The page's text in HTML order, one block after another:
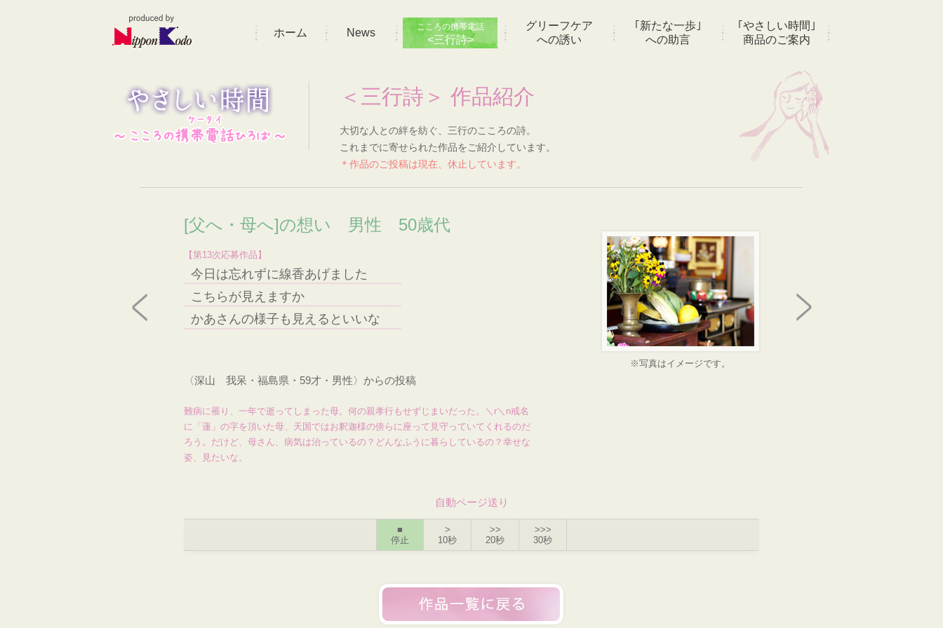
ホーム News こころの携帯電話
<三行詩>
グリーフケア
への誘い
｢新たな一歩｣
への助言
｢やさしい時間｣
商品のご案内
＜三行詩＞ 作品紹介
大切な人との絆を紡ぐ、三行のこころの詩。
これまでに寄せられた作品をご紹介しています。
＊作品のご投稿は現在、休止しています。
[父へ・母へ]の想い 男性 50歳代
【第13次応募作品】
今日は忘れずに線香あげました
こちらが見えますか
かあさんの様子も見えるといいな
※写真はイメージです。
〈深山 我呆・福島県・59才・男性〉からの投稿
難病に罹り、一年で逝ってしまった母。何の親孝行もせずじまいだった。＼r＼n戒名
に「蓮」の字を頂いた母、天国ではお釈迦様の傍らに座って見守っていてくれるのだ
ろう。だけど、母さん、病気は治っているの？どんなふうに暮らしているの？幸せな
姿、見たいな。
自動ページ送り
■
停止
>
10秒
>>
20秒
>>>
30秒